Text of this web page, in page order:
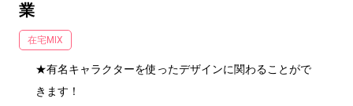
業
在宅MIX
★有名キャラクターを使ったデザインに関わることがで
きます！